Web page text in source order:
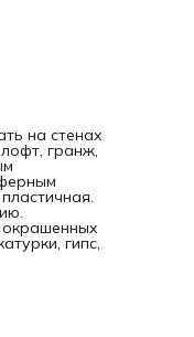
на стенах
гранж,
гипс,